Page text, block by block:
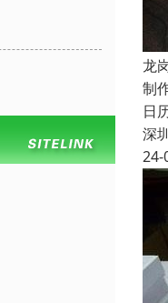
龙
制
日
深
24-